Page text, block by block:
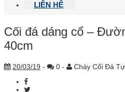
LIÊN HỆ
Cối đá dáng cổ –
40cm
20/03/19 - 0 - Chày Cối Đá